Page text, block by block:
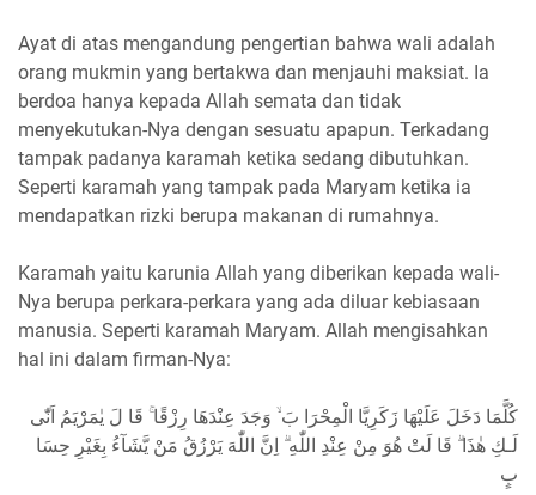
Ayat di atas mengandung pengertian bahwa wali adalah
orang mukmin yang bertakwa dan menjauhi maksiat. Ia
berdoa hanya kepada Allah semata dan tidak
menyekutukan-Nya dengan sesuatu apapun. Terkadang
tampak padanya karamah ketika sedang dibutuhkan.
Seperti karamah yang tampak pada Maryam ketika ia
mendapatkan rizki berupa makanan di rumahnya.
Karamah yaitu karunia Allah yang diberikan kepada wali-
Nya berupa perkara-perkara yang ada diluar kebiasaan
manusia. Seperti karamah Maryam. Allah mengisahkan
hal ini dalam firman-Nya:
كُلَّمَا دَخَلَ عَلَيْهَا زَكَرِيَّا الْمِحْرَا بَ ۙ وَجَدَ عِنْدَهَا رِزْقًا ۚ قَا لَ يٰمَرْيَمُ اَنّٰى
لَـكِ هٰذَا ۗ قَا لَتْ هُوَ مِنْ عِنْدِ اللّٰهِ ۗ اِنَّ اللّٰهَ يَرْزُقُ مَنْ يَّشَآءُ بِغَيْرِ حِسَا
بٍ